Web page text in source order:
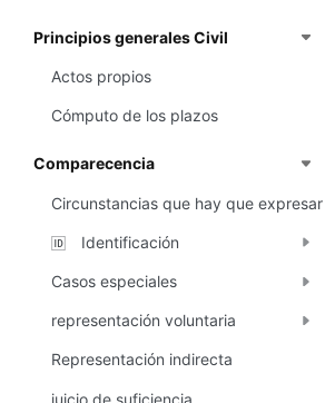
Principios generales Civil
Actos propios
Cómputo de los plazos
Comparecencia
Circunstancias que hay que expresar
🆔 Identificación
Casos especiales
representación voluntaria
Representación indirecta
juicio de suficiencia